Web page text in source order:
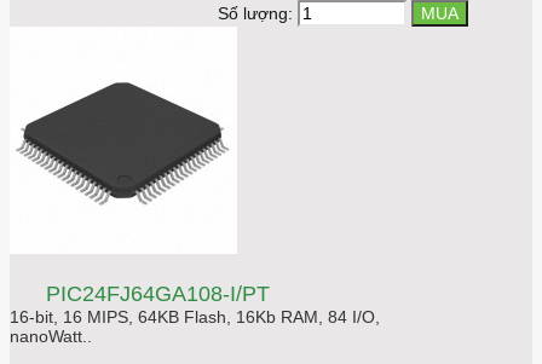
Số lượng:
PIC24FJ64GA108-I/PT
16-bit, 16 MIPS, 64KB Flash, 16Kb RAM, 84 I/O,
nanoWatt..